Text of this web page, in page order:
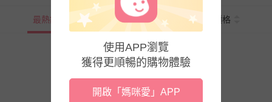
最熱銷 新上市 價格
使用APP瀏覽
獲得更順暢的購物體驗
開啟「媽咪愛」APP